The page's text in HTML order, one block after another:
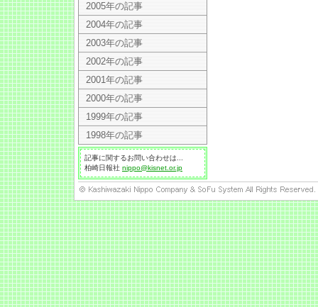
2005年の記事
2004年の記事
2003年の記事
2002年の記事
2001年の記事
2000年の記事
1999年の記事
1998年の記事
記事に関するお問い合わせは...
柏崎日報社 nippo@kisnet.or.jp